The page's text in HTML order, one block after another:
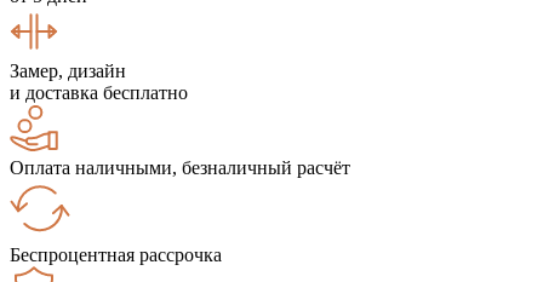
Замер, дизайн
и доставка бесплатно
Оплата наличными, безналичный расчёт
Беспроцентная рассрочка